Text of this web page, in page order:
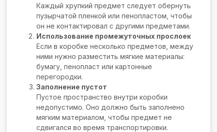
Каждый хрупкий предмет следует обернуть
пузырчатой пленкой или пенопластом, чтобы
он не контактировал с другими предметами.
Использование промежуточных прослоек
Если в коробке несколько предметов, между
ними нужно разместить мягкие материалы:
бумагу, пенопласт или картонные
перегородки.
Заполнение пустот
Пустое пространство внутри коробки
недопустимо. Оно должно быть заполнено
мягким материалом, чтобы предмет не
сдвигался во время транспортировки.